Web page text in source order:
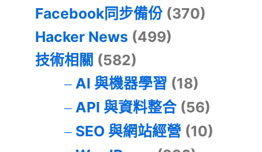
Facebook同步備份 (370)
Hacker News (499)
技術相關 (582)
AI 與機器學習 (18)
API 與資料整合(56)
SEO 與網站經營 (10)